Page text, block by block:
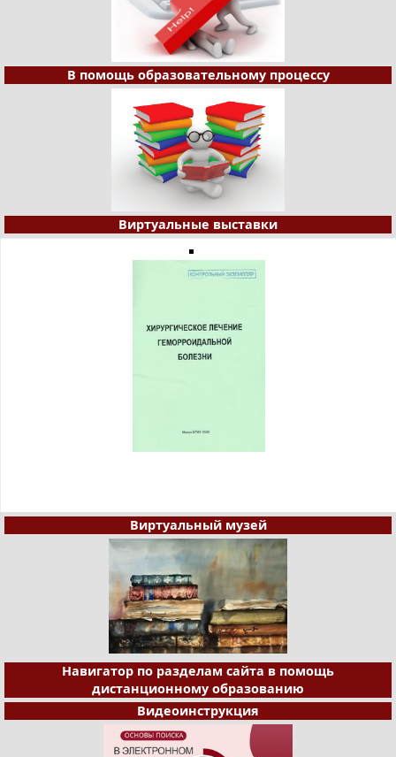
В помощь образовательному процессу
Виртуальные выставки
Виртуальный музей
Навигатор по разделам сайта в помощь
дистанционному образованию
Видеоинструкция